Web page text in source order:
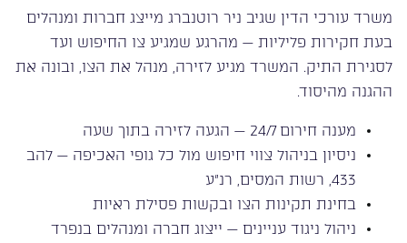
משרד עורכי הדין שגיב ניר רוטנברג מייצג חברות ומנהלים
בעת חקירות פליליות — מהרגע שמגיע צו החיפוש ועד
לסגירת התיק. המשרד מגיע לזירה, מנהל את הצו, ובונה את
ההגנה מהיסוד.
מענה חירום 24/7 — הגעה לזירה בתוך שעה
ניסיון בניהול צווי חיפוש מול כל גופי האכיפה — להב
433, רשות המסים, רנ”ע
בחינת תקינות הצו ובקשות פסילת ראיות
ניהול ניגוד עניינים — ייצוג חברה ומנהלים בנפרד